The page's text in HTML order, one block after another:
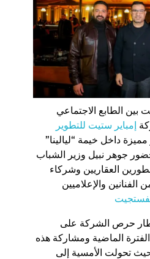
الطابع الاجتماعي
إمباير ستيت للتطوير
داخل خيمة “ليالينا”
جوهر نبيل وزير الشباب
العقاريين وشركاء
الفنانين والإعلاميين
حرص الشركة على
الفترة الماضية ومشاركة هذه
تحولت الأمسية إلى